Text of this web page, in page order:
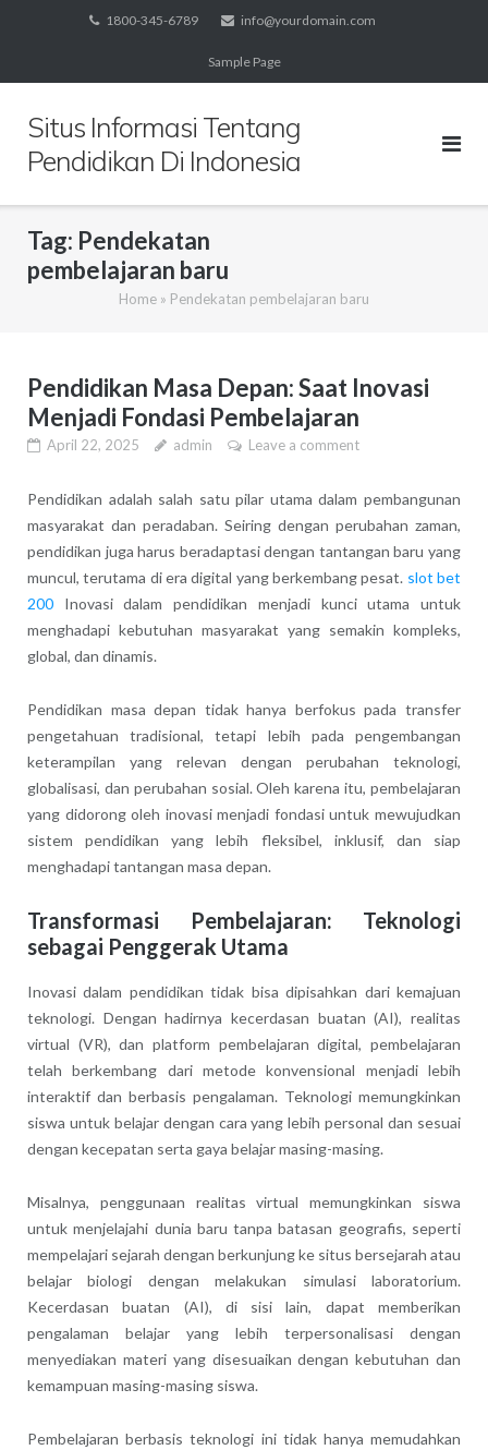
1800-345-6789 info@yourdomain.com
Sample Page
Situs Informasi Tentang
Pendidikan Di Indonesia
Tag: Pendekatan
pembelajaran baru
Home » Pendekatan pembelajaran baru
Pendidikan Masa Depan: Saat Inovasi
Menjadi Fondasi Pembelajaran
April 22, 2025 admin Leave a comment
Pendidikan adalah salah satu pilar utama dalam pembangunan
masyarakat dan peradaban. Seiring dengan perubahan zaman,
pendidikan juga harus beradaptasi dengan tantangan baru yang
muncul, terutama di era digital yang berkembang pesat. slot bet
200Inovasi dalam pendidikan menjadi kunci utama untuk
menghadapi kebutuhan masyarakat yang semakin kompleks,
global, dan dinamis.
Pendidikan masa depan tidak hanya berfokus pada transfer
pengetahuan tradisional, tetapi lebih pada pengembangan
keterampilan yang relevan dengan perubahan teknologi,
globalisasi, dan perubahan sosial. Oleh karena itu, pembelajaran
yang didorong oleh inovasi menjadi fondasi untuk mewujudkan
sistem pendidikan yang lebih fleksibel, inklusif, dan siap
menghadapi tantangan masa depan.
Transformasi Pembelajaran: Teknologi
sebagai Penggerak Utama
Inovasi dalam pendidikan tidak bisa dipisahkan dari kemajuan
teknologi. Dengan hadirnya kecerdasan buatan (AI), realitas
virtual (VR), dan platform pembelajaran digital, pembelajaran
telah berkembang dari metode konvensional menjadi lebih
interaktif dan berbasis pengalaman. Teknologi memungkinkan
siswa untuk belajar dengan cara yang lebih personal dan sesuai
dengan kecepatan serta gaya belajar masing-masing.
Misalnya, penggunaan realitas virtual memungkinkan siswa
untuk menjelajahi dunia baru tanpa batasan geografis, seperti
mempelajari sejarah dengan berkunjung ke situs bersejarah atau
belajar biologi dengan melakukan simulasi laboratorium.
Kecerdasan buatan (AI), di sisi lain, dapat memberikan
pengalaman belajar yang lebih terpersonalisasi dengan
menyediakan materi yang disesuaikan dengan kebutuhan dan
kemampuan masing-masing siswa.
Pembelajaran berbasis teknologi ini tidak hanya memudahkan